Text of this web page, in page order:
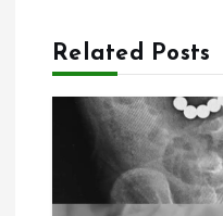
ц
и
п
Related Posts